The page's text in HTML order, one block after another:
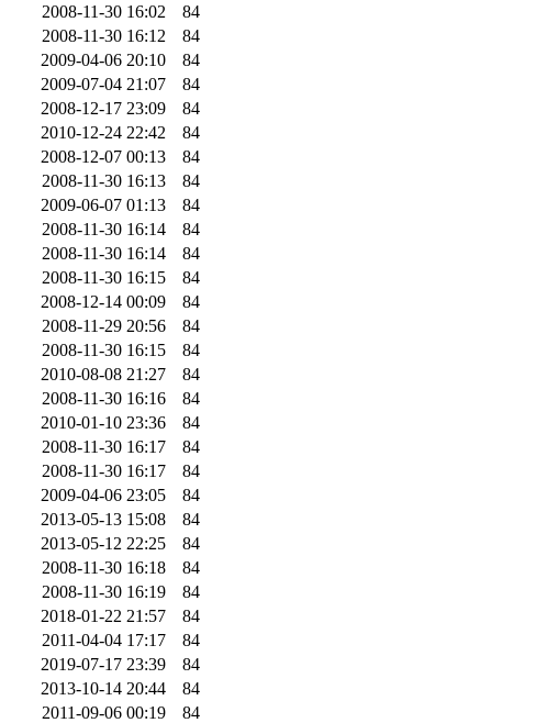
2008-11-30 16:02
84
2008-11-30 16:12
84
2009-04-06 20:10
84
2009-07-04 21:07
84
2008-12-17 23:09
84
2010-12-24 22:42
84
2008-12-07 00:13
84
2008-11-30 16:13
84
2009-06-07 01:13
84
2008-11-30 16:14
84
2008-11-30 16:14
84
2008-11-30 16:15
84
2008-12-14 00:09
84
2008-11-29 20:56
84
2008-11-30 16:15
84
2010-08-08 21:27
84
2008-11-30 16:16
84
2010-01-10 23:36
84
2008-11-30 16:17
84
2008-11-30 16:17
84
2009-04-06 23:05
84
2013-05-13 15:08
84
2013-05-12 22:25
84
2008-11-30 16:18
84
2008-11-30 16:19
84
2018-01-22 21:57
84
2011-04-04 17:17
84
2019-07-17 23:39
84
2013-10-14 20:44
84
2011-09-06 00:19
84